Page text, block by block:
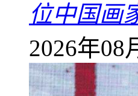
位中国画
2026年08